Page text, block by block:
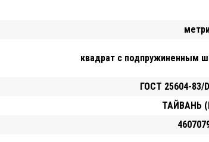
квадрат с подпружиненным
ГОСТ 25604-83/
ТАЙВАНЬ